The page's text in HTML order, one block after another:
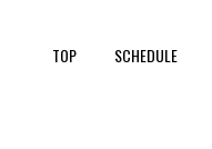
TOP SCHEDULE